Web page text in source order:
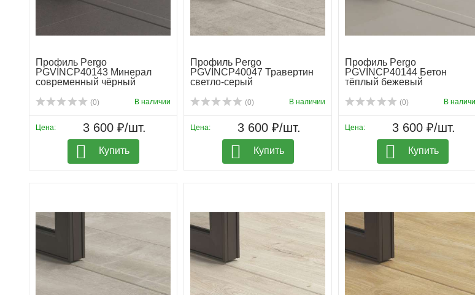
Профиль Pergo
PGVINCP40143 Минерал
современный чёрный
(0) В наличии
Цена: 3 600 ₽/шт.
Купить
Профиль Pergo
PGVINCP40047 Травертин
светло-серый
(0) В наличии
Цена: 3 600 ₽/шт.
Купить
Профиль Pergo
PGVINCP40144 Бетон
тёплый бежевый
(0) В
Цена: 3 600 ₽/шт.
Купить